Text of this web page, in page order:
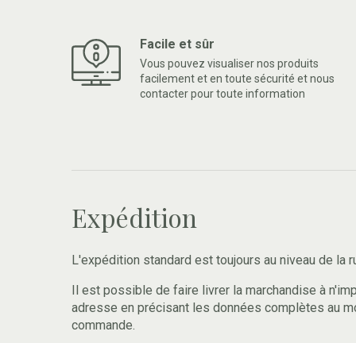
Facile et sûr
Vous pouvez visualiser nos produits
facilement et en toute sécurité et nous
contacter pour toute information
Expédition
L'expédition standard est toujours au niveau de la
Il est possible de faire livrer la marchandise à
adresse en précisant les données complètes au
commande.